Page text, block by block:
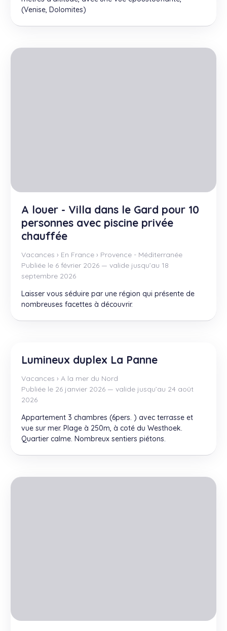
(Venise, Dolomites)
A louer - Villa dans le Gard pour 10
personnes avec piscine privée
chauffée
Vacances › En France › Provence - Méditerranée
Publiée le 6 février 2026 — valide jusqu’au 18
septembre 2026
Laisser vous séduire par une région qui présente de
nombreuses facettes à découvrir.
Lumineux duplex La Panne
Vacances › A la mer du Nord
Publiée le 26 janvier 2026 — valide jusqu’au 24 août
2026
Appartement 3 chambres (6pers. ) avec terrasse et
vue sur mer. Plage à 250m, à coté du Westhoek.
Quartier calme. Nombreux sentiers piétons.